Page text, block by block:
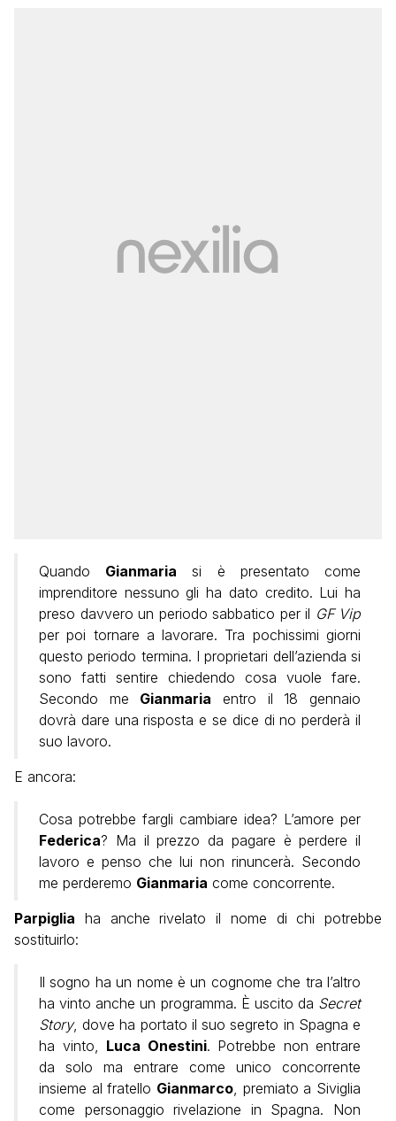
Quando Gianmaria si è presentato come
imprenditore nessuno gli ha dato credito. Lui ha
preso davvero un periodo sabbatico per il GF Vip
per poi tornare a lavorare. Tra pochissimi giorni
questo periodo termina. I proprietari dell’azienda si
sono fatti sentire chiedendo cosa vuole fare.
Secondo me Gianmaria entro il 18 gennaio
dovrà dare una risposta e se dice di no perderà il
suo lavoro.
E ancora:
Cosa potrebbe fargli cambiare idea? L’amore per
Federica? Ma il prezzo da pagare è perdere il
lavoro e penso che lui non rinuncerà. Secondo
me perderemo Gianmaria come concorrente.
Parpiglia ha anche rivelato il nome di chi potrebbe
sostituirlo:
Il sogno ha un nome è un cognome che tra l’altro
ha vinto anche un programma. È uscito da Secret
Story, dove ha portato il suo segreto in Spagna e
ha vinto, Luca Onestini. Potrebbe non entrare
da solo ma entrare come unico concorrente
insieme al fratello Gianmarco, premiato a Siviglia
come personaggio rivelazione in Spagna. Non